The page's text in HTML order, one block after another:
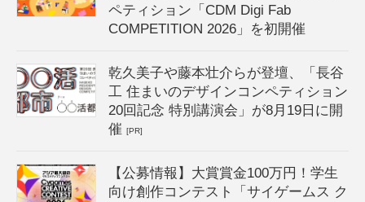
ペティション「CDM Digi Fab
COMPETITION 2026」を初開催
乾久美子や藤本壮介らが登壇、「長谷
工 住まいのデザインコンペティション
20回記念 特別講演会」が8月19日に開
催[PR]
【公募情報】大賞賞金100万円！学生
向け創作コンテスト「サイゲームス ク